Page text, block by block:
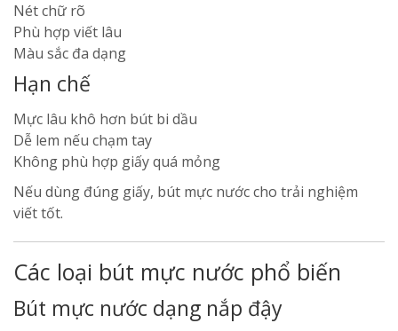
Nét chữ rõ
Phù hợp viết lâu
Màu sắc đa dạng
Hạn chế
Mực lâu khô hơn bút bi dầu
Dễ lem nếu chạm tay
Không phù hợp giấy quá mỏng
Nếu dùng đúng giấy, bút mực nước cho trải nghiệm
viết tốt.
Các loại bút mực nước phổ biến
Bút mực nước dạng nắp đậy